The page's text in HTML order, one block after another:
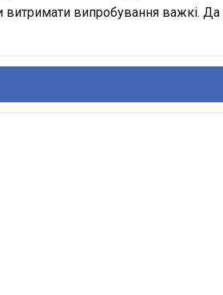
витримати випробування важкі.